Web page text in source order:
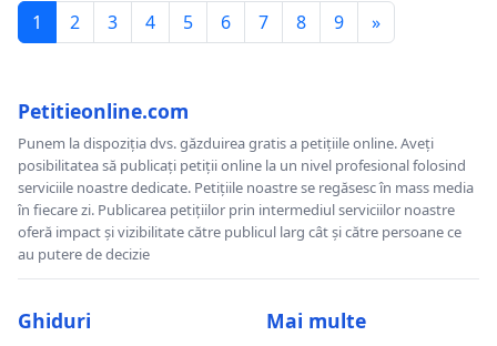
1 2 3 4 5 6 7 8 9 »
Petitieonline.com
Punem la dispoziția dvs. găzduirea gratis a petițiile online. Aveți
posibilitatea să publicați petiții online la un nivel profesional folosind
serviciile noastre dedicate. Petițiile noastre se regăsesc în mass media
în fiecare zi. Publicarea petițiilor prin intermediul serviciilor noastre
oferă impact și vizibilitate către publicul larg cât și către persoane ce
au putere de decizie
Ghiduri Mai multe